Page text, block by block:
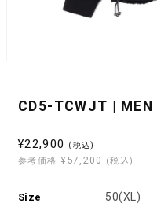
CD5-TCWJT | MEN
セ
ー
価
¥22,900 (税込)
参考価格 ¥57,200 (税込)
Size 50(XL)